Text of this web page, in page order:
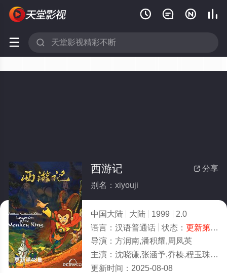
   
 
更新第48集
 分享
西游记
别名：xiyouji
中国大陆 大陆 1999
2.0
语言： 汉语普通话 状态： 更新第48集
导演： 方润南,潘积耀,周凤英
主演： 沈晓谦,张涵予,乔榛,程玉珠,刘风,丁建华,童自荣,胡平智,王肖兵,王建新,狄菲菲,严崇德,白涛,刘钦,孙渝烽
更新时间： 2025-08-08